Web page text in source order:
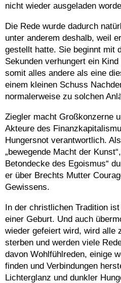
nicht wieder ausgeladen
Die Rede wurde dadurch
unter anderem deshalb, weil
gestellt hatte. Sie beginnt mit
Sekunden verhungert ein
somit alles andere als eine
einem kleinen Schuss
normalerweise zu solchen
Ziegler macht Großkonzerne
Akteure des
Hungersnot verantwortlich.
„bewegende Macht der
Betondecke des Egoismus“
er über Brechts Mutter
Gewissens.
In der christlichen Tradition
einer Geburt. Und auch
wieder gefeiert wird, wird alle
sterben und werden viele
davon Wohlfühlreden, einige
finden und Verbindungen
Lichterglanz und dunkler